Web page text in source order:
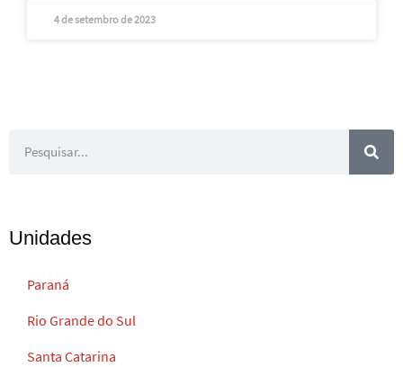
4 de setembro de 2023
Unidades
Paraná
Rio Grande do Sul
Santa Catarina